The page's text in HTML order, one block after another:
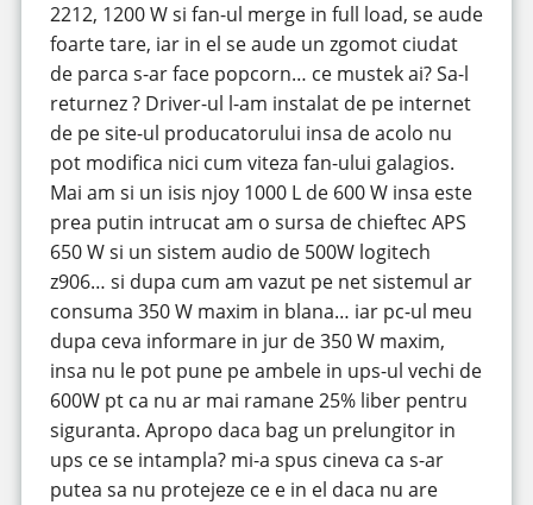
2212, 1200 W si fan-ul merge in full load, se aude
foarte tare, iar in el se aude un zgomot ciudat
de parca s-ar face popcorn… ce mustek ai? Sa-l
returnez ? Driver-ul l-am instalat de pe internet
de pe site-ul producatorului insa de acolo nu
pot modifica nici cum viteza fan-ului galagios.
Mai am si un isis njoy 1000 L de 600 W insa este
prea putin intrucat am o sursa de chieftec APS
650 W si un sistem audio de 500W logitech
z906… si dupa cum am vazut pe net sistemul ar
consuma 350 W maxim in blana… iar pc-ul meu
dupa ceva informare in jur de 350 W maxim,
insa nu le pot pune pe ambele in ups-ul vechi de
600W pt ca nu ar mai ramane 25% liber pentru
siguranta. Apropo daca bag un prelungitor in
ups ce se intampla? mi-a spus cineva ca s-ar
putea sa nu protejeze ce e in el daca nu are